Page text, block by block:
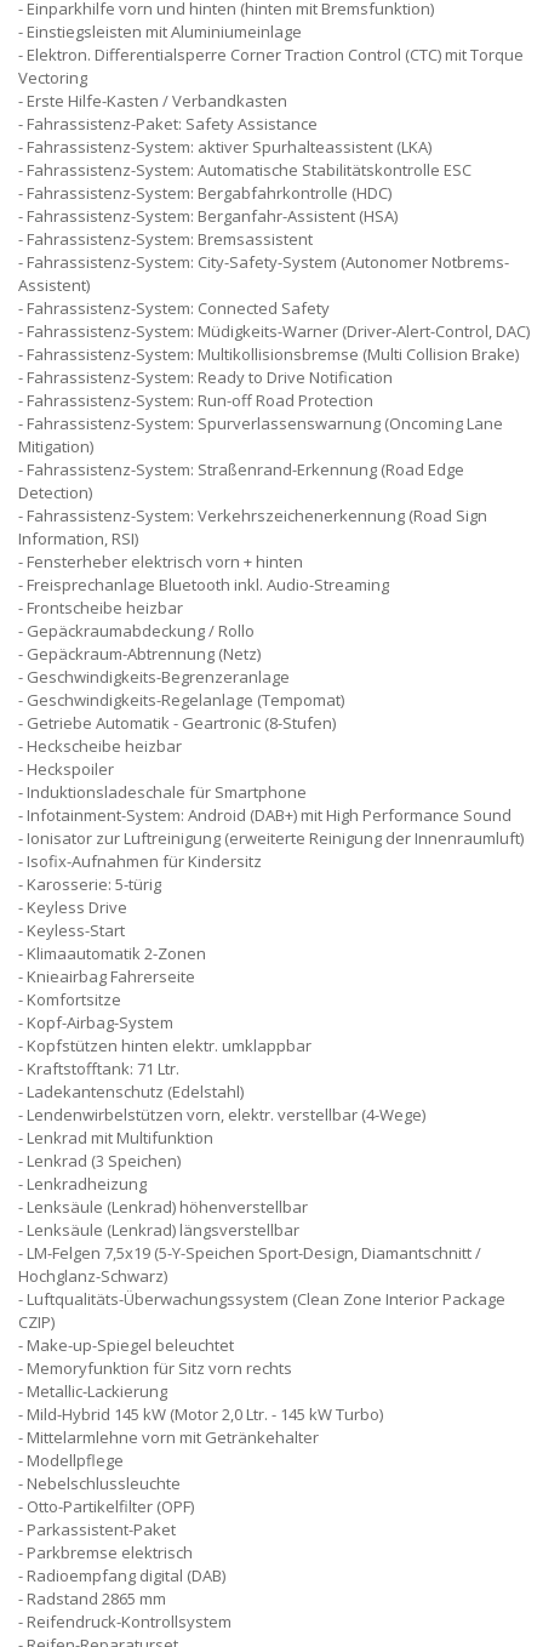
Einparkhilfe vorn und hinten (hinten mit Bremsfunktion)
Einstiegsleisten mit Aluminiumeinlage
Elektron. Differentialsperre Corner Traction Control (CTC) mit Torque
Vectoring
Erste Hilfe-Kasten / Verbandkasten
Fahrassistenz-Paket: Safety Assistance
Fahrassistenz-System: aktiver Spurhalteassistent (LKA)
Fahrassistenz-System: Automatische Stabilitätskontrolle ESC
Fahrassistenz-System: Bergabfahrkontrolle (HDC)
Fahrassistenz-System: Berganfahr-Assistent (HSA)
Fahrassistenz-System: Bremsassistent
Fahrassistenz-System: City-Safety-System (Autonomer Notbrems-
Assistent)
Fahrassistenz-System: Connected Safety
Fahrassistenz-System: Müdigkeits-Warner (Driver-Alert-Control, DAC)
Fahrassistenz-System: Multikollisionsbremse (Multi Collision Brake)
Fahrassistenz-System: Ready to Drive Notification
Fahrassistenz-System: Run-off Road Protection
Fahrassistenz-System: Spurverlassenswarnung (Oncoming Lane
Mitigation)
Fahrassistenz-System: Straßenrand-Erkennung (Road Edge
Detection)
Fahrassistenz-System: Verkehrszeichenerkennung (Road Sign
Information, RSI)
Fensterheber elektrisch vorn + hinten
Freisprechanlage Bluetooth inkl. Audio-Streaming
Frontscheibe heizbar
Gepäckraumabdeckung / Rollo
Gepäckraum-Abtrennung (Netz)
Geschwindigkeits-Begrenzeranlage
Geschwindigkeits-Regelanlage (Tempomat)
Getriebe Automatik - Geartronic (8-Stufen)
Heckscheibe heizbar
Heckspoiler
Induktionsladeschale für Smartphone
Infotainment-System: Android (DAB+) mit High Performance Sound
Ionisator zur Luftreinigung (erweiterte Reinigung der Innenraumluft)
Isofix-Aufnahmen für Kindersitz
Karosserie: 5-türig
Keyless Drive
Keyless-Start
Klimaautomatik 2-Zonen
Knieairbag Fahrerseite
Komfortsitze
Kopf-Airbag-System
Kopfstützen hinten elektr. umklappbar
Kraftstofftank: 71 Ltr.
Ladekantenschutz (Edelstahl)
Lendenwirbelstützen vorn, elektr. verstellbar (4-Wege)
Lenkrad mit Multifunktion
Lenkrad (3 Speichen)
Lenkradheizung
Lenksäule (Lenkrad) höhenverstellbar
Lenksäule (Lenkrad) längsverstellbar
LM-Felgen 7,5x19 (5-Y-Speichen Sport-Design, Diamantschnitt /
Hochglanz-Schwarz)
Luftqualitäts-Überwachungssystem (Clean Zone Interior Package
CZIP)
Make-up-Spiegel beleuchtet
Memoryfunktion für Sitz vorn rechts
Metallic-Lackierung
Mild-Hybrid 145 kW (Motor 2,0 Ltr. - 145 kW Turbo)
Mittelarmlehne vorn mit Getränkehalter
Modellpflege
Nebelschlussleuchte
Otto-Partikelfilter (OPF)
Parkassistent-Paket
Parkbremse elektrisch
Radioempfang digital (DAB)
Radstand 2865 mm
Reifendruck-Kontrollsystem